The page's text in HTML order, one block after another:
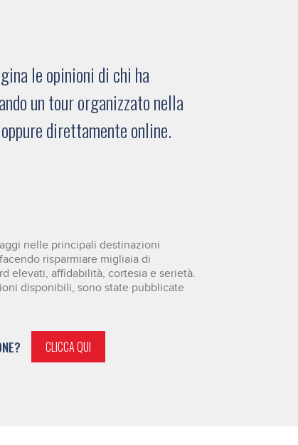
le opinioni di chi ha
un tour organizzato nella
direttamente online.
nelle principali destinazioni
risparmiare migliaia di
elevati, affidabilità, cortesia e serietà.
disponibili, sono state pubblicate
CLICCA QUI